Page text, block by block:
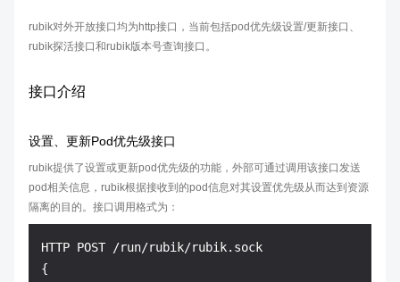
rubik对外开放接口均为http接口，当前包括pod优先级设置/更新接口、
rubik探活接口和rubik版本号查询接口。
接口介绍
设置、更新Pod优先级接口
rubik提供了设置或更新pod优先级的功能，外部可通过调用该接口发送
pod相关信息，rubik根据接收到的pod信息对其设置优先级从而达到资源
隔离的目的。接口调用格式为：
HTTP POST /run/rubik/rubik.sock
{